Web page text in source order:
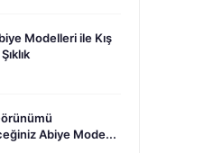
Modelleri ile Kış
Abiye Mode...